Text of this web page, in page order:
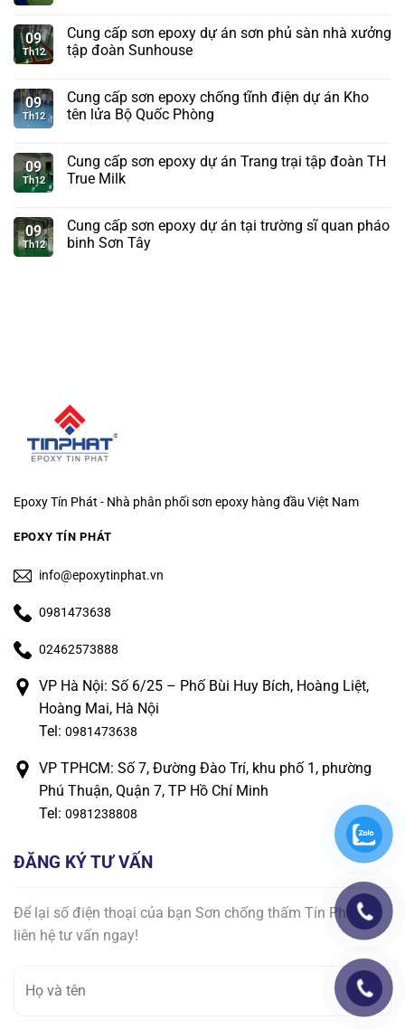
09
Th12
Cung cấp sơn epoxy dự án sơn phủ sàn nhà xưởng
tập đoàn Sunhouse
09
Th12
Cung cấp sơn epoxy chống tĩnh điện dự án Kho
tên lửa Bộ Quốc Phòng
09
Th12
Cung cấp sơn epoxy dự án Trang trại tập đoàn TH
True Milk
09
Th12
Cung cấp sơn epoxy dự án tại trường sĩ quan pháo
binh Sơn Tây
Epoxy Tín Phát - Nhà phân phối sơn epoxy hàng đầu Việt Nam
EPOXY TÍN PHÁT
info@epoxytinphat.vn
0981473638
02462573888
VP Hà Nội: Số 6/25 – Phố Bùi Huy Bích, Hoàng Liệt,
Hoàng Mai, Hà Nội
Tel: 0981473638
VP TPHCM: Số 7, Đường Đào Trí, khu phố 1, phường
Phú Thuận, Quận 7, TP Hồ Chí Minh
Tel: 0981238808
ĐĂNG KÝ TƯ VẤN
Để lại số điện thoại của bạn Sơn chống thấm Tín Phát sẽ
liên hệ tư vấn ngay!